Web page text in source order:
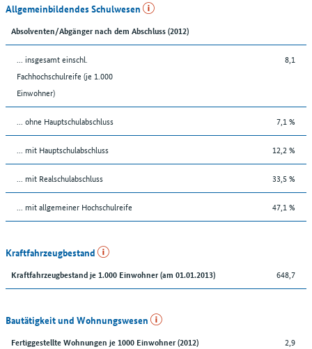
Allgemeinbildendes Schulwesen
Absolventen/Abgänger nach dem Abschluss (2012)
... insgesamt einschl.
Fachhochschulreife (je 1.000
Einwohner)
8,1
... ohne Hauptschulabschluss 7,1 %
... mit Hauptschulabschluss 12,2 %
... mit Realschulabschluss 33,5 %
... mit allgemeiner Hochschulreife 47,1 %
Kraftfahrzeugbestand
Kraftfahrzeugbestand je 1.000 Einwohner (am 01.01.2013) 648,7
Bautätigkeit und Wohnungswesen
Fertiggestellte Wohnungen je 1000 Einwohner (2012) 2,9